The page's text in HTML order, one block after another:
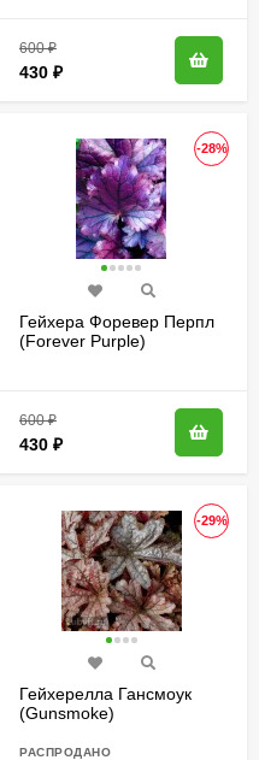
600₽
430 ₽
-28%
Гейхера Форевер Перпл
(Forever Purple)
600₽
430 ₽
-29%
Гейхерелла Гансмоук
(Gunsmoke)
РАСПРОДАНО